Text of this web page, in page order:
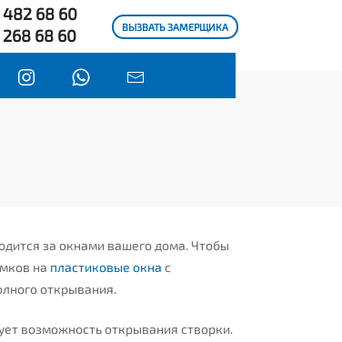
482 68 60
268 68 60
ВЫЗВАТЬ ЗАМЕРЩИКА
за окнами вашего дома. Чтобы
на пластиковые окна с
открывания.
возможность открывания створки.